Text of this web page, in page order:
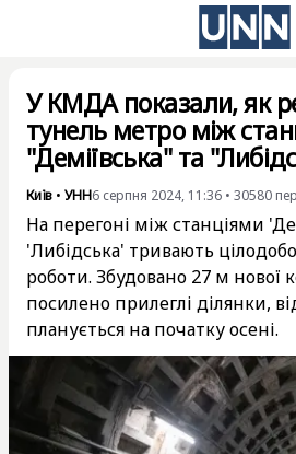
У КМДА показали, як
тунель метро між
"Деміївська" та
Київ • УНН6 серпня 2024, 11:36 • 30580
На перегоні між станціями
'Либідська' тривають
роботи. Збудовано 27 м нової
посилено прилеглі ділянки,
планується на початку осені.